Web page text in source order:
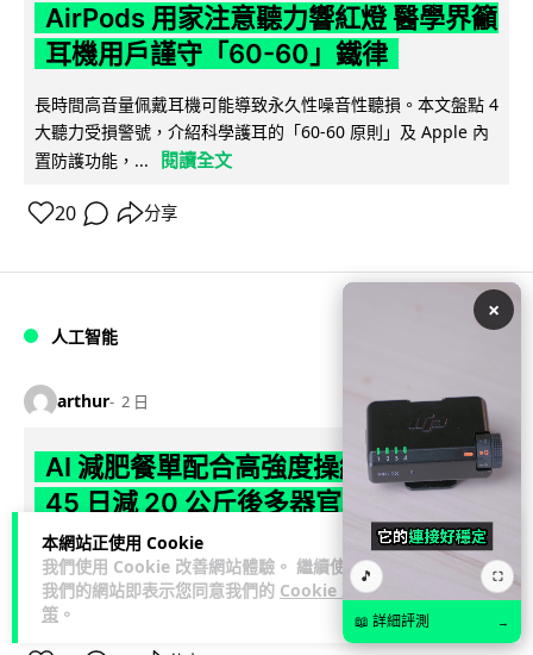
本網站正使用 Cookie
我們使用 Cookie 改善網站體驗。 繼續使用
我們的網站即表示您同意我們的 Cookie 政
策 。
AirPods 用家注意聽力響紅燈 醫學界籲
耳機用戶謹守「60-60」鐵律
長時間高音量佩戴耳機可能導致永久性噪音性聽損。本文盤點 4
大聽力受損警號，介紹科學護耳的「60-60 原則」及 Apple 內
置防護功能，...
閱讀全文
20 分享
人工智能
arthur 2 日
AI 減肥餐單配合高強度操練 成都男
45 日減 20 公斤後多器官衰竭
成都一名男子跟隨 AI 制訂高強度減脂計劃，45 日內減去約 20
公斤後昏迷送院。醫生診斷他患上尿源性膿毒症、膿毒性休克
及多器官功能障礙。...
×
🎵 ⛶
📖 詳細評測 →